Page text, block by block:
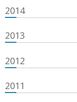
2014
2013
2012
2011